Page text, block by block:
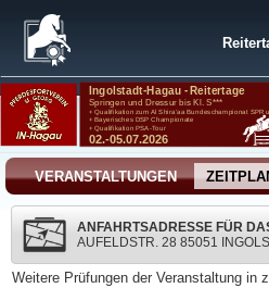
VERANSTALTUNGEN
ANFAHRTSADRESSE FÜR
AUFELDSTR. 28 85051
Weitere Prüfungen der Veranstaltung in